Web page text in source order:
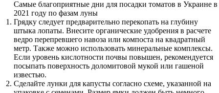
Самые благоприятные дни для посадки томатов в Украине в
2021 году по фазам луны
Грядку следует предварительно перекопать на глубину
штыка лопаты. Внесите органические удобрения в расчете
ведро перепревшего навоза или компоста на квадратный
метр. Также можно использовать минеральные комплексы.
Если уровень кислотности почвы повышен, рекомендуется
посыпать поверхность доломитовой мукой или гашеной
известью.
Сделайте лунки для капусты согласно схеме, указанной на